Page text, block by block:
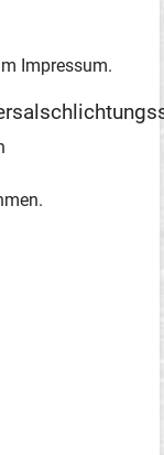
Impressum.